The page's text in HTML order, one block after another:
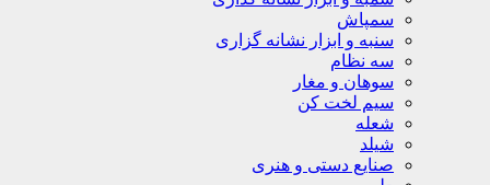
سمپاش
سنبه و ابزار نشانه گزاری
سه نظام
سوهان و مغار
سیم لخت کن
شعله
شیلد
صنایع دستی و هنری